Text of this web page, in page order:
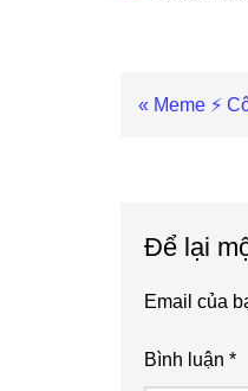
Previous
« Meme ⚡
Để lại
Email của
Bình luận *